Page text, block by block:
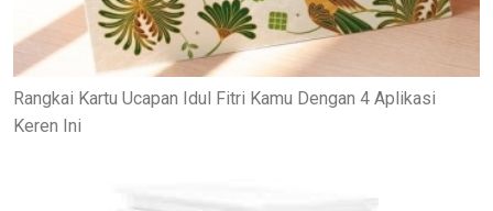
Rangkai Kartu Ucapan Idul Fitri Kamu Dengan 4 Aplikasi
Keren Ini